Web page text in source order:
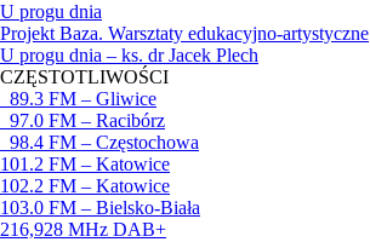
U progu dnia
Projekt Baza. Warsztaty edukacyjno-artystyczne
U progu dnia – ks. dr Jacek Plech
CZĘSTOTLIWOŚCI
89.3 FM – Gliwice
97.0 FM – Racibórz
98.4 FM – Częstochowa
101.2 FM – Katowice
102.2 FM – Katowice
103.0 FM – Bielsko-Biała
216,928 MHz DAB+